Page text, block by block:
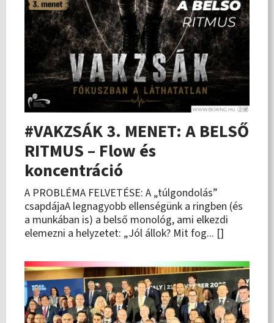
#VAKZSÁK 3. MENET: A BELSŐ
RITMUS – Flow és
koncentráció
A PROBLÉMA FELVETÉSE: A „túlgondolás”
csapdájaA legnagyobb ellenségünk a ringben (és
a munkában is) a belső monológ, ami elkezdi
elemezni a helyzetet: „Jól állok? Mit fog... []